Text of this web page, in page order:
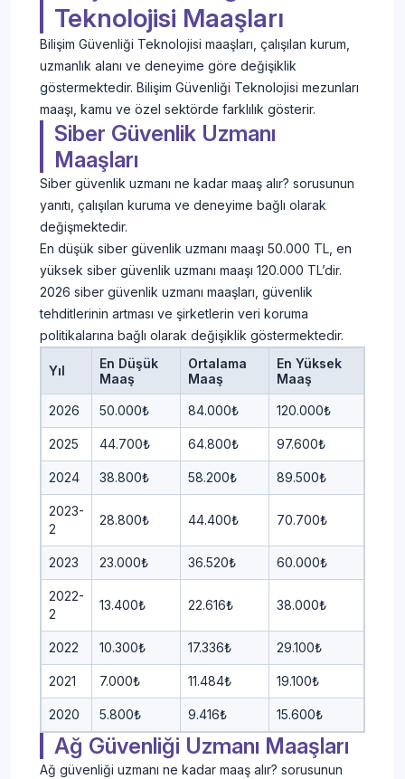
Teknolojisi Maaşları
Bilişim Güvenliği Teknolojisi maaşları, çalışılan kurum,
uzmanlık alanı ve deneyime göre değişiklik
göstermektedir. Bilişim Güvenliği Teknolojisi mezunları
maaşı, kamu ve özel sektörde farklılık gösterir.
Siber Güvenlik Uzmanı
Maaşları
Siber güvenlik uzmanı ne kadar maaş alır? sorusunun
yanıtı, çalışılan kuruma ve deneyime bağlı olarak
değişmektedir.
En düşük siber güvenlik uzmanı maaşı 50.000 TL, en
yüksek siber güvenlik uzmanı maaşı 120.000 TL’dir.
2026 siber güvenlik uzmanı maaşları, güvenlik
tehditlerinin artması ve şirketlerin veri koruma
politikalarına bağlı olarak değişiklik göstermektedir.
Yıl
En Düşük
Maaş
Ortalama
Maaş
En Yüksek
Maaş
2026 50.000₺ 84.000₺ 120.000₺
2025 44.700₺ 64.800₺ 97.600₺
2024 38.800₺ 58.200₺ 89.500₺
2023-
2
28.800₺ 44.400₺ 70.700₺
2023 23.000₺ 36.520₺ 60.000₺
2022-
2
13.400₺ 22.616₺ 38.000₺
2022 10.300₺ 17.336₺ 29.100₺
2021 7.000₺ 11.484₺ 19.100₺
2020 5.800₺ 9.416₺ 15.600₺
Ağ Güvenliği Uzmanı Maaşları
Ağ güvenliği uzmanı ne kadar maaş alır? sorusunun